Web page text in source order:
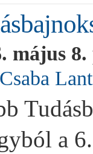
május
Csaba
a